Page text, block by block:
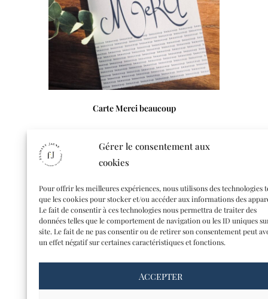
Gérer le consentement aux
cookies
Pour offrir les meilleures expériences, nous utilisons des technologies
que les cookies pour stocker et/ou accéder aux informations des
Le fait de consentir à ces technologies nous permettra de traiter des
données telles que le comportement de navigation ou les ID uniques
site. Le fait de ne pas consentir ou de retirer son consentement peut
un effet négatif sur certaines caractéristiques et fonctions.
Accepter
Carte Merci beaucoup
Lire la suite
CONTACT
A PROPOS